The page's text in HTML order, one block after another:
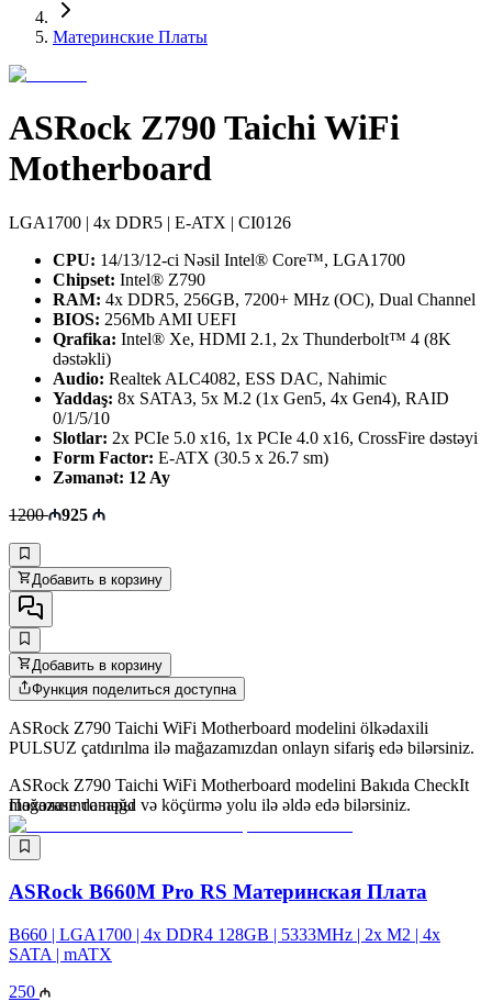
Материнские Платы
ASRock Z790 Taichi WiFi
Motherboard
LGA1700 | 4x DDR5 | E-ATX | CI0126
CPU: 14/13/12-ci Nəsil Intel® Core™, LGA1700
Chipset: Intel® Z790
RAM: 4x DDR5, 256GB, 7200+ MHz (OC), Dual Channel
BIOS: 256Mb AMI UEFI
Qrafika: Intel® Xe, HDMI 2.1, 2x Thunderbolt™ 4 (8K
dəstəkli)
Audio: Realtek ALC4082, ESS DAC, Nahimic
Yaddaş: 8x SATA3, 5x M.2 (1x Gen5, 4x Gen4), RAID
0/1/5/10
Slotlar: 2x PCIe 5.0 x16, 1x PCIe 4.0 x16, CrossFire dəstəyi
Form Factor: E-ATX (30.5 x 26.7 sm)
Zəmanət: 12 Ay
1200
925
Добавить в корзину
Добавить в корзину
Функция поделиться доступна
ASRock Z790 Taichi WiFi Motherboard modelini ölkədaxili
PULSUZ çatdırılma ilə mağazamızdan onlayn sifariş edə bilərsiniz.
ASRock Z790 Taichi WiFi Motherboard modelini Bakıda CheckIt
mağazasında nəğd və köçürmə yolu ilə əldə edə bilərsiniz.
Похожие товары
ASRock B660M Pro RS Материнская Плата
B660 | LGA1700 | 4x DDR4 128GB | 5333MHz | 2x M2 | 4x
SATA | mATX
250